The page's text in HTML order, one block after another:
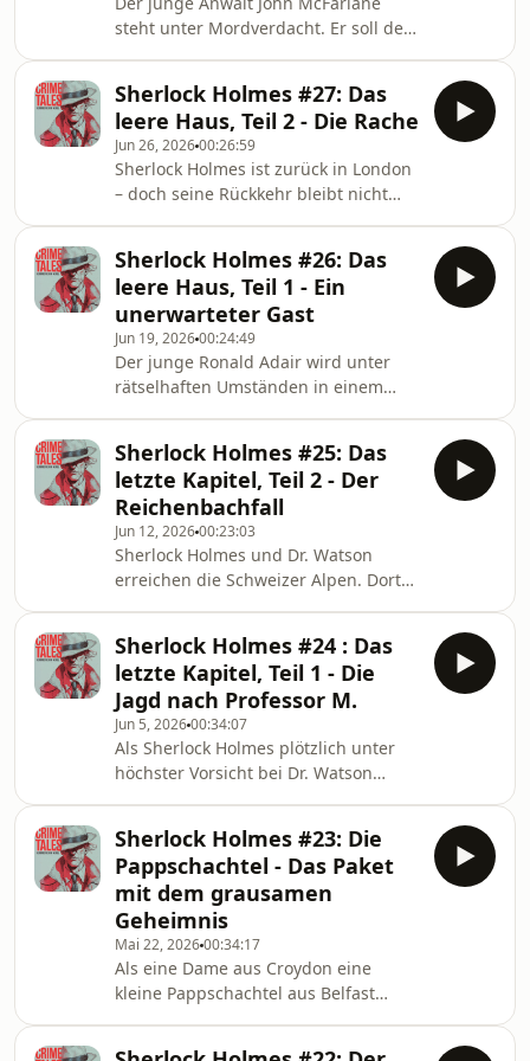
jeder Zweifel beseitigt. Für Holmes
beginnt genau dort die eigentliche
Spur. Kann Holmes McFarlane noch
retten?
steht unter Mordverdacht. Er soll den
anschließend alle Spuren im Feuer
beseitigt haben. Völlig verzweifelt
sucht McFarlane bei Sherlock Holmes
und Dr. Watson Hilfe. Doch Scotland
Yard ist ihm bereits auf den Fersen –
und sämtliche Beweise scheinen
seine Schuld zu bestätigen. Während
Inspektor Lestrade
Sherlock Holmes #27: Das
leere Haus, Teil 2 - Die Rache
Jun 26, 202600:26:59
Sherlock Holmes ist zurück in London
– doch seine Rückkehr bleibt nicht
der eine alte Rechnung begleichen
will. Gemeinsam mit Dr. Watson
bereitet Holmes im leer stehenden
Haus gegenüber der Baker Street
eine Falle vor. Während draußen ein
unsichtbarer Schütze auf seine
Gelegenheit wartet, enthüllt Holmes,
wie der Mord an Ronal
Sherlock Holmes #26: Das
leere Haus, Teil 1 - Ein
unerwarteter Gast
Jun 19, 202600:24:49
Der junge Ronald Adair wird unter
rätselhaften Umständen in einem
mögliches Motiv sind zu finden – und
selbst Scotland Yard steht vor einem
Rätsel. Dr. Watson lässt der
ungewöhnliche Mordfall keine Ruhe.
Bei seinen Nachforschungen in
London begegnet er einem
sonderbaren alten Buchhändler, der
wenig später überraschend vor seiner
Tür s
Sherlock Holmes #25: Das
letzte Kapitel, Teil 2 - Der
Reichenbachfall
Jun 12, 202600:23:03
Sherlock Holmes und Dr. Watson
erreichen die Schweizer Alpen. Dort
Doch am Reichenbachfall werden die
beiden getrennt. Während Watson
einem dringenden Hilferuf folgt,
spitzen sich die Ereignisse auf
verhängnisvolle Weise zu. 🎧 Crime
Tales – Verbrechen im Nebel erzählt
klassische Detektivgeschichten als
atmosphärische Hörspiele. 📲 F
Sherlock Holmes #24 : Das
letzte Kapitel, Teil 1 - Die
Jagd nach Professor M.
Jun 5, 202600:34:07
Als Sherlock Holmes plötzlich unter
höchster Vorsicht bei Dr. Watson
hinter den Ereignissen steckt. Zum
ersten Mal spricht Holmes offen über
Professor Moriarty — den Mann, den
er selbst für den gefährlichsten
Verbrecher Europas hält. Schon bald
beginnt für Holmes und Watson eine
rastlose Flucht quer durch Europa.
Doch je weiter
Sherlock Holmes #23: Die
Pappschachtel - Das Paket
mit dem grausamen
Geheimnis
Mai 22, 202600:34:17
Als eine Dame aus Croydon eine
kleine Pappschachtel aus Belfast